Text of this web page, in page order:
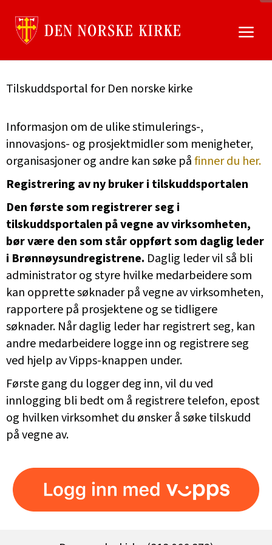
innhold
Tilskuddsportal for Den norske kirke
Informasjon om de ulike stimulerings-,
innovasjons- og prosjektmidler som menigheter,
organisasjoner og andre kan søke påfinner du her.
Registrering av ny bruker i tilskuddsportalen
Den første som registrerer seg i
tilskuddsportalen på vegne av virksomheten,
bør være den som står oppført som daglig leder
i Brønnøysundregistrene. Daglig leder vil så bli
administrator og styre hvilke medarbeidere som
kan opprette søknader på vegne av virksomheten,
rapportere på prosjektene og se tidligere
søknader. Når daglig leder har registrert seg, kan
andre medarbeidere logge inn og registrere seg
ved hjelp av Vipps-knappen under.
Første gang du logger deg inn, vil du ved
innlogging bli bedt om å registrere telefon, epost
og hvilken virksomhet du ønsker å søke tilskudd
på vegne av.